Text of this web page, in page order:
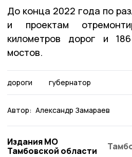
До конца 2022 года по
и проектам
километров дорог и
мостов.
дороги губернатор
Автор: Александр Замараев
Издания МО
Тамбовской области